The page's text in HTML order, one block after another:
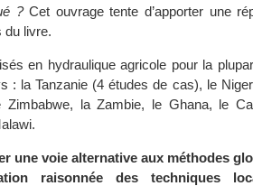
?Cet ouvrage tente d’apporter une
du livre.
en hydraulique agricole pour la
: la Tanzanie (4 études de cas), le
la Zambie, le Ghana, le
une voie alternative aux méthodes
raisonnée des techniques